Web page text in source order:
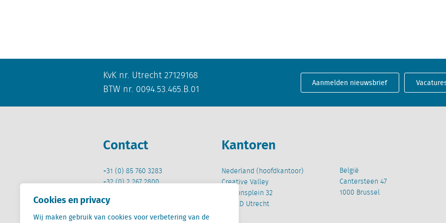
Cookies en privacy
Wij maken gebruik van cookies voor verbetering van de
KvK nr. Utrecht 27129168
BTW nr. 0094.53.465.B.01
Aanmelden nieuwsbrief
Contact
+31 (0) 85 760 3283
+32 (0) 2 267 2800
info@locatus.com
Kantoren
Nederland (hoofdkantoor)
Creative Valley
Stationsplein 32
3511 ED Utrecht
België
Cantersteen 47
1000 Brussel